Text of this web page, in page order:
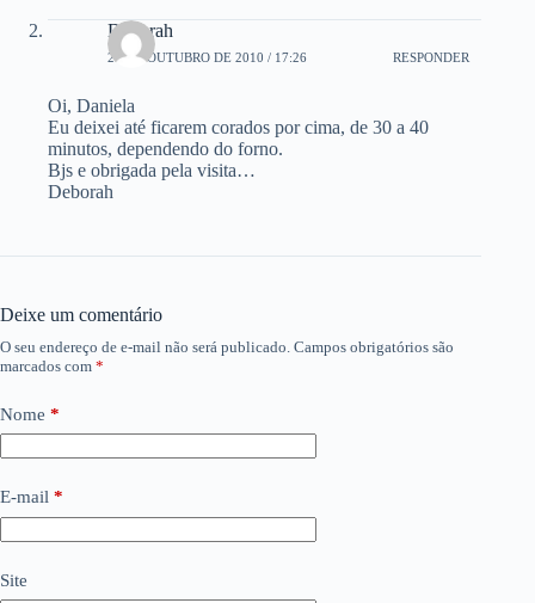
Deborah
28 DE OUTUBRO DE 2010 / 17:26 RESPONDER
Oi, Daniela
Eu deixei até ficarem corados por cima, de 30 a 40
minutos, dependendo do forno.
Bjs e obrigada pela visita…
Deborah
Deixe um comentário
O seu endereço de e-mail não será publicado. Campos obrigatórios são
marcados com *
Nome *
E-mail *
Site